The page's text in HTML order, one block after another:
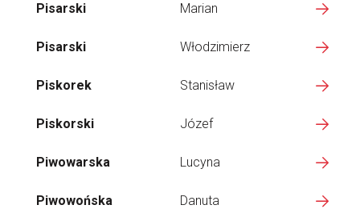
Pisarski Marian
Pisarski Włodzimierz
Piskorek Stanisław
Piskorski Józef
Piwowarska Lucyna
Piwowońska Danuta